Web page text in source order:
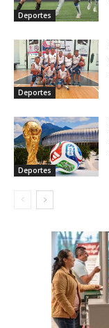
Deportes
Deportes
Deportes